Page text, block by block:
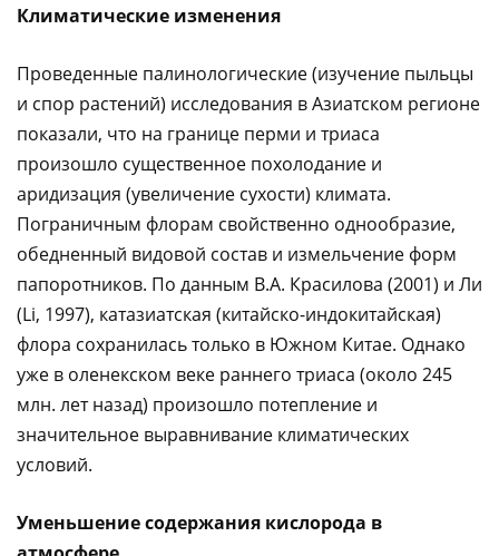
Климатические изменения
Проведенные палинологические (изучение пыльцы
и спор растений) исследования в Азиатском регионе
показали, что на границе перми и триаса
произошло существенное похолодание и
аридизация (увеличение сухости) климата.
Пограничным флорам свойственно однообразие,
обедненный видовой состав и измельчение форм
папоротников. По данным В.А. Красилова (2001) и Ли
(Li, 1997), катазиатская (китайско-индокитайская)
флора сохранилась только в Южном Китае. Однако
уже в оленекском веке раннего триаса (около 245
млн. лет назад) произошло потепление и
значительное выравнивание климатических
условий.
Уменьшение содержания кислорода в